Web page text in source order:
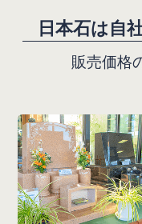
日本石は自
販売価格